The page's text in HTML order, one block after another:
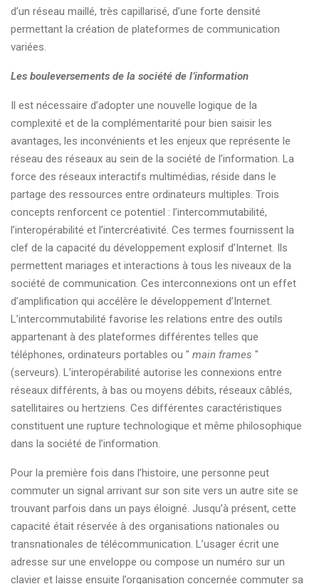
d’un réseau maillé, très capillarisé, d’une forte densité
permettant la création de plateformes de communication
variées.
Les bouleversements de la société de l’information
Il est nécessaire d’adopter une nouvelle logique de la
complexité et de la complémentarité pour bien saisir les
avantages, les inconvénients et les enjeux que représente le
réseau des réseaux au sein de la société de l’information. La
force des réseaux interactifs multimédias, réside dans le
partage des ressources entre ordinateurs multiples. Trois
concepts renforcent ce potentiel : l’intercommutabilité,
l’interopérabilité et l’intercréativité. Ces termes fournissent la
clef de la capacité du développement explosif d’Internet. Ils
permettent mariages et interactions à tous les niveaux de la
société de communication. Ces interconnexions ont un effet
d’amplification qui accélère le développement d’Internet.
L’intercommutabilité favorise les relations entre des outils
appartenant à des plateformes différentes telles que
téléphones, ordinateurs portables ou " main frames "
(serveurs). L’interopérabilité autorise les connexions entre
réseaux différents, à bas ou moyens débits, réseaux câblés,
satellitaires ou hertziens. Ces différentes caractéristiques
constituent une rupture technologique et même philosophique
dans la société de l’information.
Pour la première fois dans l’histoire, une personne peut
commuter un signal arrivant sur son site vers un autre site se
trouvant parfois dans un pays éloigné. Jusqu’à présent, cette
capacité était réservée à des organisations nationales ou
transnationales de télécommunication. L’usager écrit une
adresse sur une enveloppe ou compose un numéro sur un
clavier et laisse ensuite l’organisation concernée commuter sa